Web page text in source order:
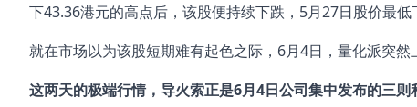
下43.36港元的高点后，该股便持续下跌，5月27日股价最
就在市场以为该股短期难有起色之际，6月4日，量化派突
这两天的极端行情，导火索正是6月4日公司集中发布的三则